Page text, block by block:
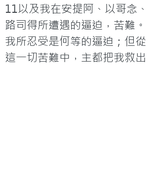
11以及我在安提阿、以哥念、
路司得所遭遇的逼迫，苦難。
我所忍受是何等的逼迫；但從
這一切苦難中，主都把我救出